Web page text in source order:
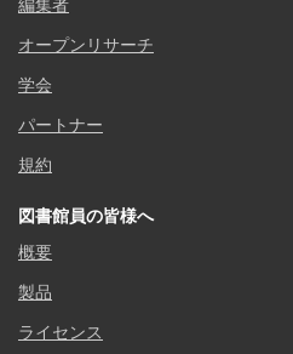
編集者
オープンリサーチ
学会
パートナー
規約
図書館員の皆様へ
概要
製品
ライセンス